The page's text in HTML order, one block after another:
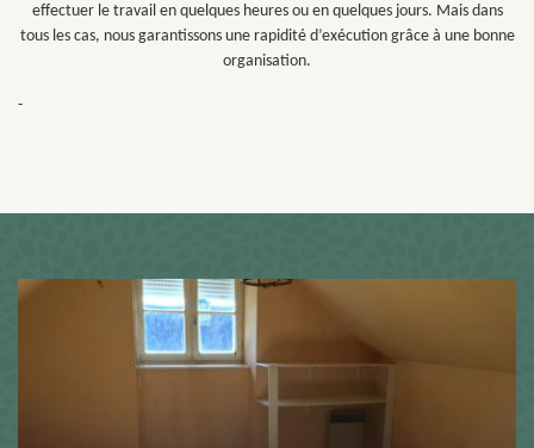
effectuer le travail en quelques heures ou en quelques jours. Mais dans
tous les cas, nous garantissons une rapidité d’exécution grâce à une bonne
organisation.
-